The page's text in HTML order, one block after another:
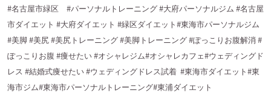
#名古屋市緑区 #パーソナルトレーニング#大府パーソナルジム #名古屋
市ダイエット #大府ダイエット #緑区ダイエット#東海市パーソナルジム
#美脚 #美尻#美尻トレーニング#美脚トレーニング#ぽっこりお腹解消 #
ぽっこりお腹 #痩せたい#オシャレジム#オシャレカフェ#ウェディングド
レス #結婚式痩せたい#ウェディングドレス試着 #東海市ダイエット#東
海市ジム#東海市パーソナルトレーニング#東浦ダイエット